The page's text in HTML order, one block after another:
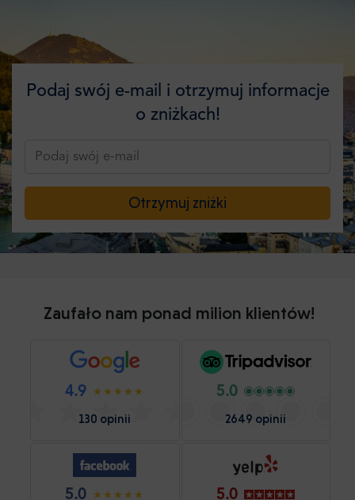
Podaj swój e-mail i otrzymuj informacje
o zniżkach!
Otrzymuj zniżki
Zaufało nam ponad milion klientów!
4.9
130 opinii
5.0
2649 opinii
5.0 5.0